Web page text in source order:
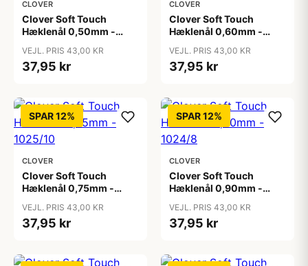
CLOVER
Clover Soft Touch
Hæklenål 0,50mm -
VEJL. PRIS 43,00 KR
37,95 kr
CLOVER
Clover Soft Touch
Hæklenål 0,60mm -
VEJL. PRIS 43,00 KR
37,95 kr
SPAR 12%
CLOVER
Clover Soft Touch
Hæklenål 0,75mm -
VEJL. PRIS 43,00 KR
37,95 kr
SPAR 12%
CLOVER
Clover Soft Touch
Hæklenål 0,90mm -
VEJL. PRIS 43,00 KR
37,95 kr